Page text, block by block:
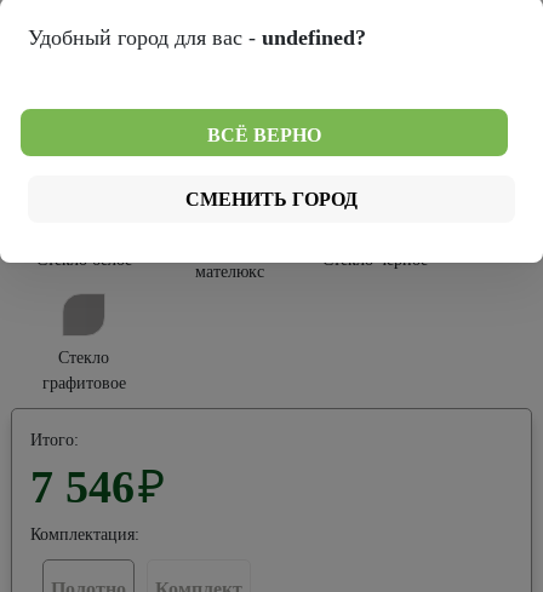
Тип остекления:
Стекло белое
мателюкс
Стекло черное
Стекло
графитовое
Итого:
7 546₽
Комплектация:
Удобный город для вас - undefined?
ВСЁ ВЕРНО
СМЕНИТЬ ГОРОД